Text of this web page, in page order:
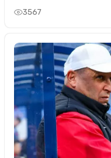
3567